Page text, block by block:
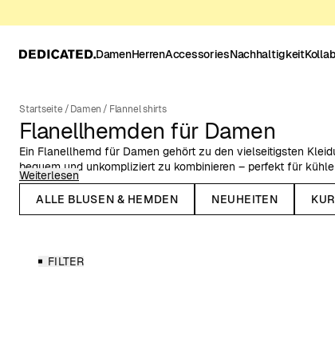
DamenHerrenAccessoriesNachhaltigkeit
Startseite /Damen / Flannel shirts
Flanellhemden für Damen
Ein Flanellhemd für Damen gehört zu den vielseitigsten
bequem und unkompliziert zu kombinieren – perfekt für
Herbst und Winter.
Bei Dedicated findest du Flanellhemden für Damen aus
Nachhaltige Kleidung beginnt mit besseren Materialien.
Weiterlesen
ALLE BLUSEN & HEMDEN
NEUHEITEN
FILTER